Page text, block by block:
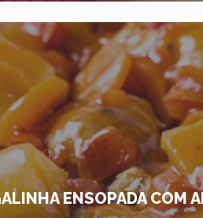
ENSOPADA COM